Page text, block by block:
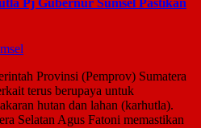
Pj Gubernur Sumsel Pastikan
Provinsi (Pemprov) Sumatera
terus berupaya untuk
hutan dan lahan (karhutla).
Selatan Agus Fatoni memastikan